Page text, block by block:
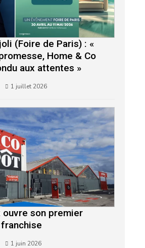
(Foire de Paris) : «
Home & Co
aux attentes »
1 juillet 2026
ouvre son premier
1 juin 2026